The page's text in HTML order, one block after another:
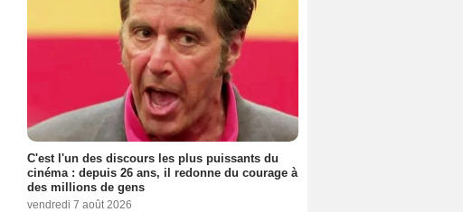
C'est l'un des discours les plus puissants du
cinéma : depuis 26 ans, il redonne du courage à
des millions de gens
vendredi 7 août 2026